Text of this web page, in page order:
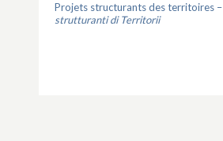
Projets structurants des territoires –
strutturanti di Territorii